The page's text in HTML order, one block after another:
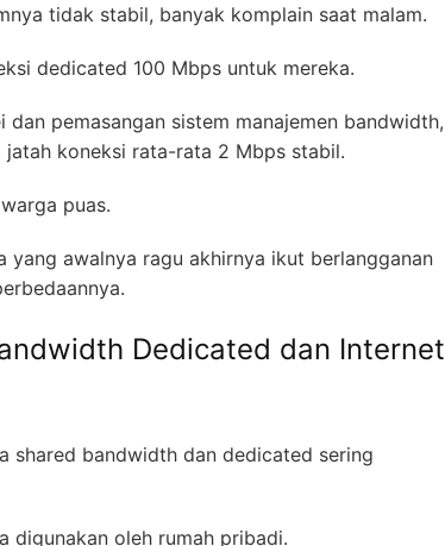
tidak stabil, banyak komplain saat malam.
dedicated 100 Mbps untuk mereka.
dan pemasangan sistem manajemen bandwidth,
jatah koneksi rata-rata 2 Mbps stabil.
puas.
yang awalnya ragu akhirnya ikut berlangganan
Dedicated dan Internet
shared bandwidth dan dedicated sering
digunakan oleh rumah pribadi.